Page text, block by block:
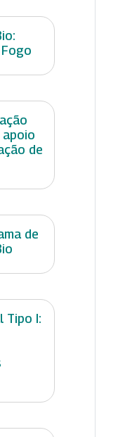
apoio
de
de
Tipo I: